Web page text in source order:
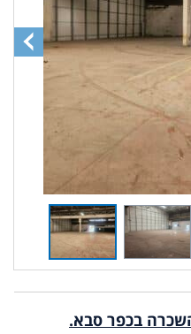
בכפר סבא.